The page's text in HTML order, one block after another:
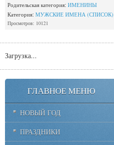
Родительская категория: ИМЕНИНЫ
Категория: МУЖСКИЕ ИМЕНА (СПИСОК)
Просмотров: 10121
Загрузка...
ГЛАВНОЕ МЕНЮ
НОВЫЙ ГОД
ПРАЗДНИКИ